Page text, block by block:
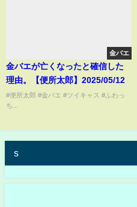
金バエ
金バエが亡くなったと確信した
理由。【便所太郎】2025/05/12
#便所太郎 #金バエ #ツイキャス #ふわっ
ち...
s